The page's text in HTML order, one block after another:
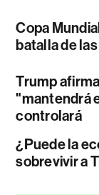
Copa
batalla de
Trump
"mantendrá
controlará
¿Puede la
sobrevivir a